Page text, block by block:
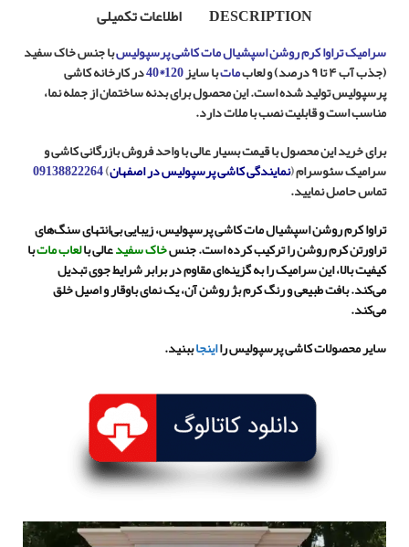
DESCRIPTION
اطلاعات تکمیلی
سرامیک تراوا کرم روشن اسپشیال مات کاشی پرسپولیسبا جنس خاک سفید
(جذب آب ۴ تا ۹ درصد) و لعابماتبا سایز در کارخانهکاشی
پرسپولیستولید شده است. این محصول برای بدنه ساختمان از جمله نما،
مناسب است و قابلیت نصب با ملات دارد.
برای خرید اینمحصولبا قیمت بسیار عالی با واحد فروش بازرگانی کاشی و
سرامیک سئوسرام(نمایندگی کاشی پرسپولیس در اصفهان)
09138822264
تماس حاصل نمایید.
تراوا کرم روشن اسپشیال مات کاشی پرسپولیس، زیبایی بی‌انتهای سنگ‌های
تراورتن کرم روشن را ترکیب کرده است. جنسخاک سفیدعالی بالعاب ماتبا
کیفیت بالا، این سرامیک را به گزینه‌ای مقاوم در برابر شرایط جوی تبدیل
می‌کند. بافت طبیعی و رنگ کرم بژ روشن آن، یک نمای باوقار و اصیل خلق
می‌کند.
سایر محصولات کاشی پرسپولیس رااینجاببنید.